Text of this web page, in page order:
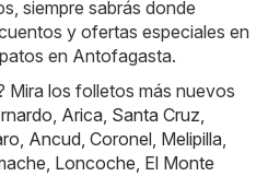
siempre sabrás donde
y ofertas especiales en
en Antofagasta.
Mira los folletos más nuevos
, Arica, Santa Cruz,
, Ancud, Coronel, Melipilla,
, Loncoche, El Monte